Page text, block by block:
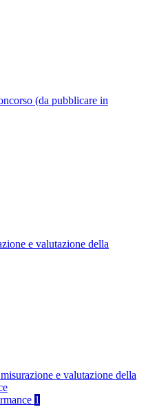
(da pubblicare in
e valutazione della
e valutazione della
1